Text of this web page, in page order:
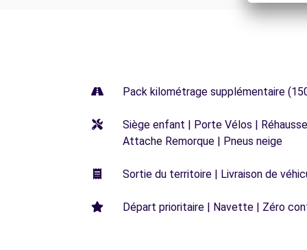
Pack kilométrage supplémentaire
Siège enfant | Porte Vélos |
Attache Remorque | Pneus neige
Sortie du territoire | Livraison de
Départ prioritaire | Navette | Zéro